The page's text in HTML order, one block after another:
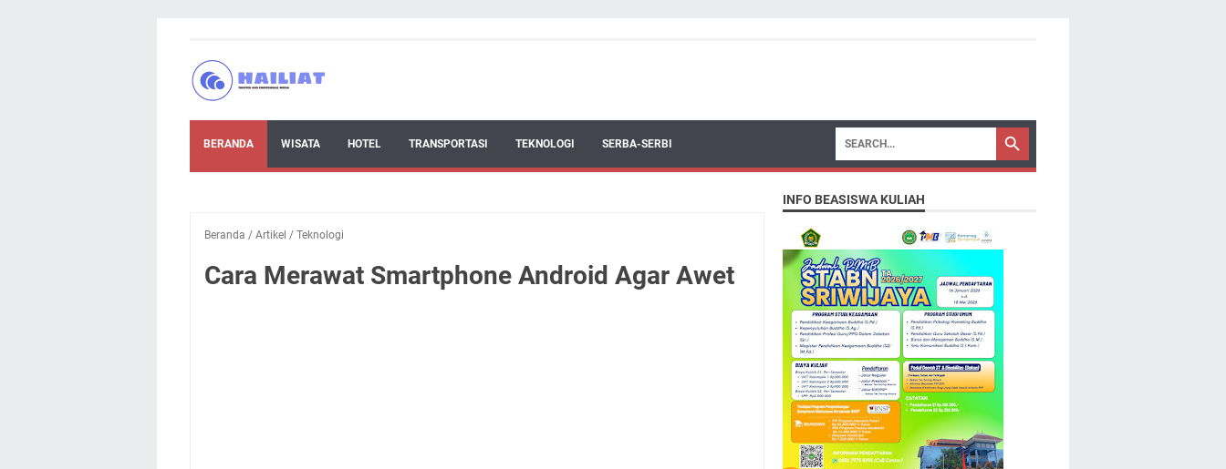
BERANDA WISATA HOTEL TRANSPORTASI TEKNOLOGI SERBA-SERBI
Beranda / Artikel / Teknologi
Cara Merawat Smartphone Android Agar Awet
INFO BEASISWA KULIAH